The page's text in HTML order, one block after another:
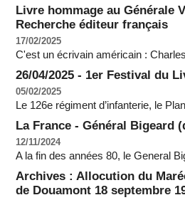
Livre hommage au Générale
Recherche éditeur français
17/02/2025
C'est un écrivain américain :
26/04/2025 - 1er Festival du
05/02/2025
Le 126e régiment d’infanterie, le
La France - Général Bigeard
12/11/2024
A la fin des années 80, le General
Archives : Allocution du
de Douamont 18 septembre